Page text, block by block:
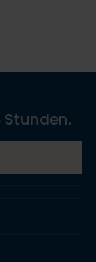
Stunden.